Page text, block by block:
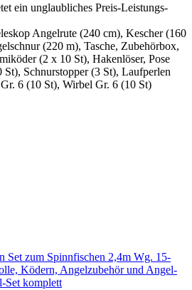
ein unglaubliches Preis-Leistungs-
Angelrute (240 cm), Kescher (160
(220 m), Tasche, Zubehörbox,
(2 x 10 St), Hakenlöser, Pose
Schnurstopper (3 St), Laufperlen
6 (10 St), Wirbel Gr. 6 (10 St)
Set zum Spinnfischen 2,4m Wg. 15-
Ködern, Angelzubehör und Angel-
Set komplett